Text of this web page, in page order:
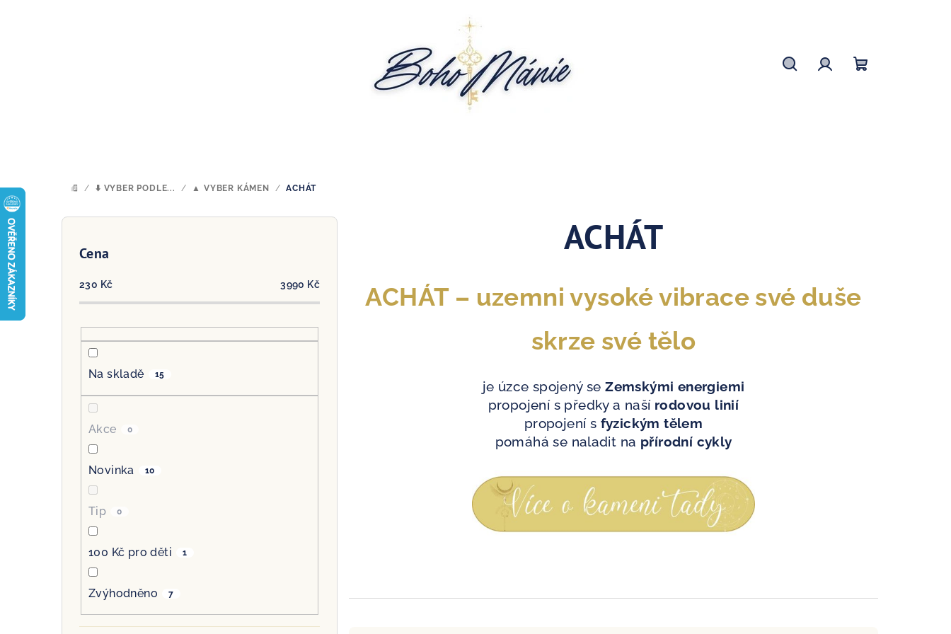
DOMŮ
/ ⬇️ VYBER PODLE... / ▲ VYBER KÁMEN / ACHÁT
P
Cena
230 Kč 3990 Kč
Na skladě 15
Akce 0
Novinka 10
Tip 0
100 Kč pro děti 1
Zvýhodněno 7
ACHÁT
ACHÁT – uzemni vysoké vibrace své duše
skrze své tělo
je úzce spojený seZemskými energiemi
propojení s předky a naší rodovou linií
propojení s fyzickým tělem
pomáhá se naladit na přírodní cykly